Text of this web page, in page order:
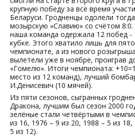
крупную победу за всё время
Беларуси. Гродненцы одолели
мозырскую «Славию» со счётом 8:0.
наша команда одержала 12 побед -
кубке. Этого хватило лишь для
чемпионате, а из нового
вылетели уже в ноябре, проиграв
«Гомелю». Итоги чемпионата:
место из 12 команд), лучший
И.Денисевич (10 мячей).
Из пяти сезонов, сыгранных
Дракона, лучшим был сезон 2000
зелёные стали четвёртыми в
из 16, 1976 – 9 из 20, 1988 – 5 из
5 из 12).